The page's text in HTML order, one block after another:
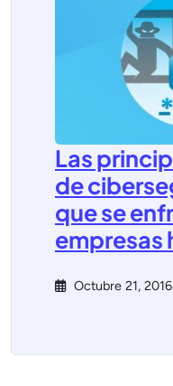
Las
de
que se
empresas
Octubre 21, 2016